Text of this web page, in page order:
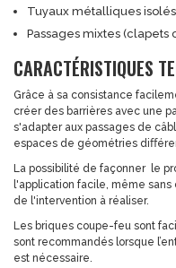
Tuyaux métalliques
Passages mixtes (clapets
CARACTÉRISTIQUES
Grâce à sa consistance
créer des barrières avec une
s'adapter aux passages de
espaces de géométries
La possibilité de façonner le
l'application facile, même
de l'intervention à réaliser.
Les briques coupe-feu sont
sont recommandés lorsque
est nécessaire.